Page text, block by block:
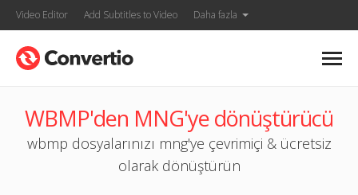
Video Editor Add Subtitles to Video Daha fazla
WBMP'den MNG'ye dönüştürücü
wbmp dosyalarınızı mng'ye çevrimiçi & ücretsiz
olarak dönüştürün